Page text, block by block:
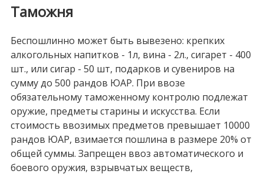
Таможня
Беспошлинно может быть вывезено: крепких
алкогольных напитков - 1л, вина - 2л., сигарет - 400
шт., или сигар - 50 шт, подарков и сувениров на
сумму до 500 рандов ЮАР. При ввозе
обязательному таможенному контролю подлежат
оружие, предметы старины и искусства. Если
стоимость ввозимых предметов превышает 10000
рандов ЮАР, взимается пошлина в размере 20% от
общей суммы. Запрещен ввоз автоматического и
боевого оружия, взрывчатых веществ,